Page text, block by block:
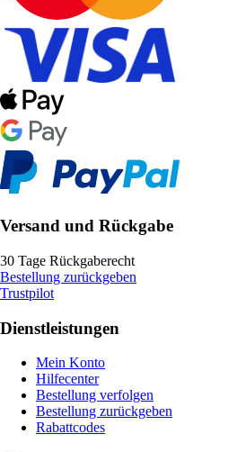
Versand und Rückgabe
30 Tage Rückgaberecht
Bestellung zurückgeben
Trustpilot
Dienstleistungen
Mein Konto
Hilfecenter
Bestellung verfolgen
Bestellung zurückgeben
Rabattcodes